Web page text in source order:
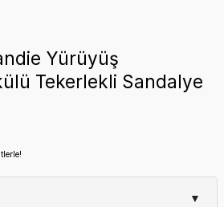
Yürüyüş
Tekerlekli Sandalye
▼